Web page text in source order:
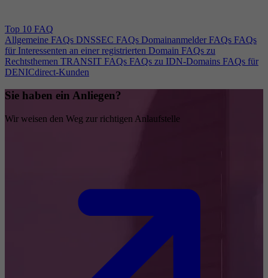
Top 10 FAQ
Allgemeine FAQs DNSSEC FAQs Domainanmelder FAQs FAQs
für Interessenten an einer registrierten Domain FAQs zu
Rechtsthemen TRANSIT FAQs FAQs zu IDN-Domains FAQs für
DENICdirect-Kunden
Sie haben ein Anliegen?
Wir weisen den Weg zur richtigen Anlaufstelle